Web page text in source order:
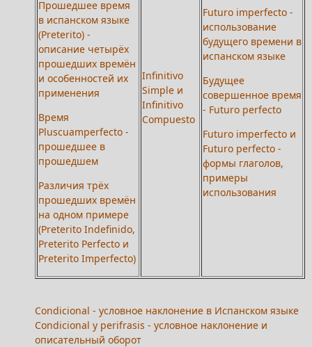
Прошедшее время
в испанском языке
(Preterito) -
описание четырёх
прошедших времён
и особенностей их
применения
Время
Pluscuamperfecto -
прошедшее в
прошедшем
Различия трёх
прошедших времён
на одном примере
(Preterito Indefinido,
Preterito Perfecto и
Preterito Imperfecto)
Infinitivo
Simple и
Infinitivo
Compuesto
Futuro imperfecto -
использование
будущего времени в
испанском языке
Будущее
совершенное время
- Futuro perfecto
Futuro imperfecto и
Futuro perfecto -
формы глаголов,
примеры
использования
Condicional - условное наклонение в Испанском языке
Condicional y perifrasis - условное наклонение и
описательный оборот